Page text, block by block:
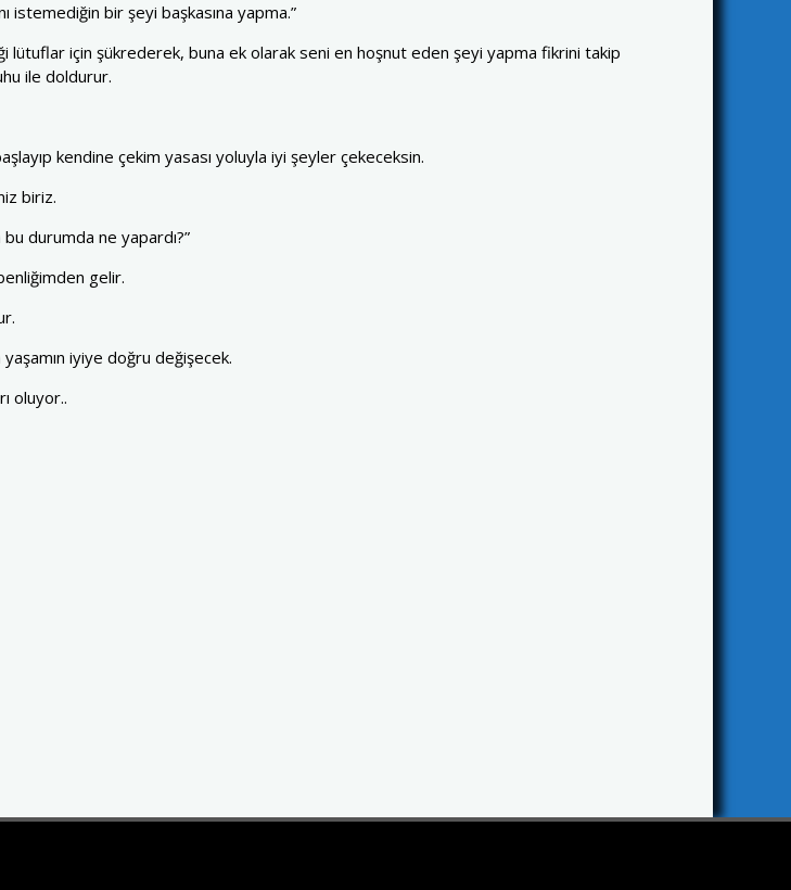
istemediğin bir şeyi başkasına yapma.”
lütuflar için şükrederek, buna ek olarak seni en hoşnut eden şeyi yapma fikrini takip
ile doldurur.
kendine çekim yasası yoluyla iyi şeyler çekeceksin.
biriz.
bu durumda ne yapardı?”
gelir.
iyiye doğru değişecek.
oluyor..